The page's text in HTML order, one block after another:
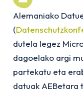
Alemaniako
(
dutela legez
dagoelako argi
partekatu eta
datuak AEBetara